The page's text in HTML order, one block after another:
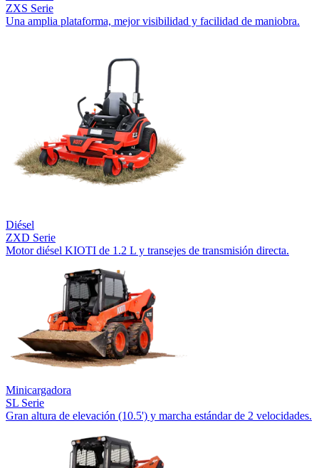
ZXS Serie
Una amplia plataforma, mejor visibilidad y facilidad de maniobra.
Diésel
ZXD Serie
Motor diésel KIOTI de 1.2 L y transejes de transmisión directa.
Minicargadora
SL Serie
Gran altura de elevación (10.5') y marcha estándar de 2 velocidades.